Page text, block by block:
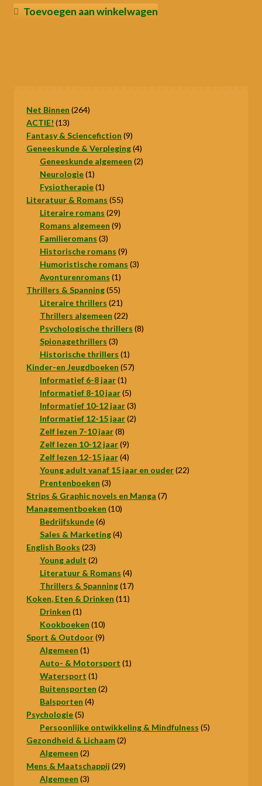
was:
prijsToevoegen aan winkelwagen
Net Binnen 264264
ACTIE! 1313
producten
Fantasy & Sciencefiction 99
producten
Geneeskunde & Verpleging 44
producten
Geneeskunde algemeen 22
Neurologie 11
product
Fysiotherapie 11
product
Literatuur & Romans 5555
Literaire romans 2929
producten
Romans algemeen 99
Familieromans 33
producten
Historische romans 99
producten
Humoristische romans 33
Avonturenromans 11
product
Thrillers & Spanning 5555
producten
Literaire thrillers 2121
producten
Thrillers algemeen 2222
producten
Psychologische thrillers 88
Spionagethrillers 33
producten
Historische thrillers 11
product
Kinder-en Jeugdboeken 5757
Informatief 6-8 jaar 11
product
Informatief 8-10 jaar 55
producten
Informatief 10-12 jaar 33
producten
Informatief 12-15 jaar 22
Zelf lezen 7-10 jaar 88
producten
Zelf lezen 10-12 jaar 99
producten
Zelf lezen 12-15 jaar 44
producten
Young adult vanaf 15 jaar en ouder 2222
Prentenboeken 33
producten
Strips & Graphic novels en Manga 77
Managementboeken 1010
Bedrijfskunde 66
producten
Sales & Marketing 44
English Books 2323
producten
Young adult 22
producten
Literatuur & Romans 44
producten
Thrillers & Spanning 1717
Koken, Eten & Drinken 1111
Drinken 11
product
Kookboeken 1010
producten
Sport & Outdoor 99
Algemeen 11
product
Auto- & Motorsport 11
Watersport 11
product
Buitensporten 22
Balsporten 44
Psychologie 55
producten
Persoonlijke ontwikkeling & Mindfulness 55
Gezondheid & Lichaam 22
Algemeen 22
producten
Mens & Maatschappij 2929
Algemeen 33